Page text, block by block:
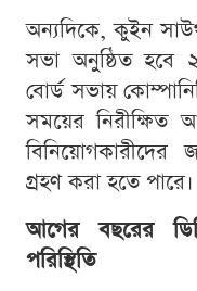
অন্যদিকে, কুইন
সভা অনুষ্ঠিত হবে
বোর্ড সভায়
সময়ের নিরীক্ষিত
বিনিয়োগকারীদের
গ্রহণ করা হতে পারে।
আগের বছরের
পরিস্থিতি